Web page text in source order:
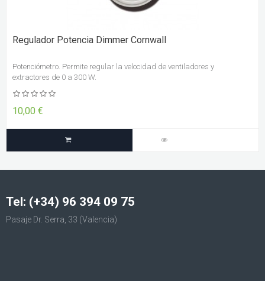
Regulador Potencia Dimmer Cornwall
Potenciómetro. Permite regular la velocidad de ventiladores y
extractores de 0 a 300 W.
10,00 €
Tel: (+34) 96 394 09 75
Pasaje Dr. Serra, 33 (Valencia)